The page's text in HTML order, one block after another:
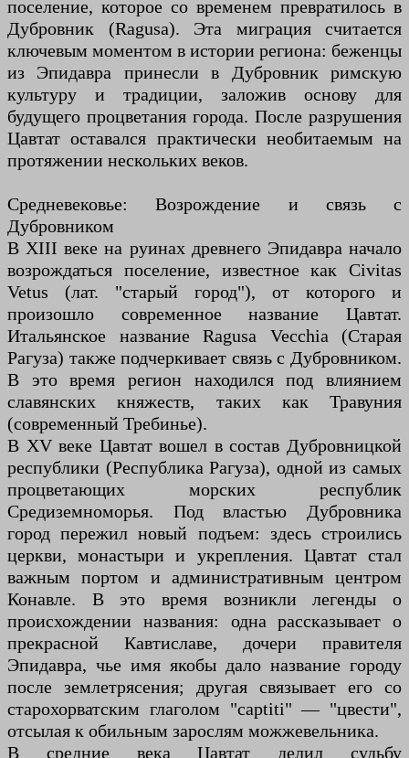
поселение, которое со временем превратилось в
Дубровник (Ragusa). Эта миграция считается
ключевым моментом в истории региона: беженцы
из Эпидавра принесли в Дубровник римскую
культуру и традиции, заложив основу для
будущего процветания города. После разрушения
Цавтат оставался практически необитаемым на
протяжении нескольких веков.
Средневековье: Возрождение и связь с
Дубровником
В XIII веке на руинах древнего Эпидавра начало
возрождаться поселение, известное как Civitas
Vetus (лат. "старый город"), от которого и
произошло современное название Цавтат.
Итальянское название Ragusa Vecchia (Старая
Рагуза) также подчеркивает связь с Дубровником.
В это время регион находился под влиянием
славянских княжеств, таких как Травуния
(современный Требинье).
В XV веке Цавтат вошел в состав Дубровницкой
республики (Республика Рагуза), одной из самых
процветающих морских республик
Средиземноморья. Под властью Дубровника
город пережил новый подъем: здесь строились
церкви, монастыри и укрепления. Цавтат стал
важным портом и административным центром
Конaвле. В это время возникли легенды о
происхождении названия: одна рассказывает о
прекрасной Кавтиславе, дочери правителя
Эпидавра, чье имя якобы дало название городу
после землетрясения; другая связывает его со
старохорватским глаголом "captiti" — "цвести",
отсылая к обильным зарослям можжевельника.
В средние века Цавтат делил судьбу